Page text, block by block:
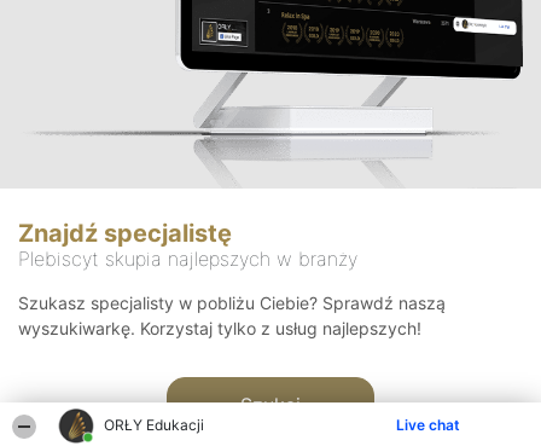
ORŁY Edukacji Live chat
Znajdź specjalistę
Plebiscyt skupia najlepszych w branży
Szukasz specjalisty w pobliżu Ciebie? Sprawdź naszą
wyszukiwarkę. Korzystaj tylko z usług najlepszych!
Szukaj